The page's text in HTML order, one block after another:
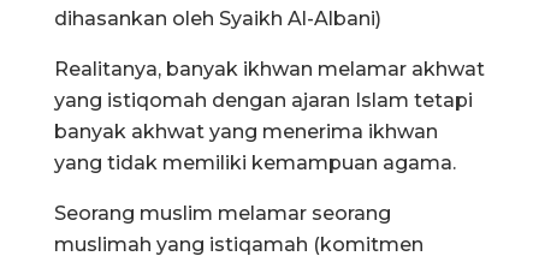
dihasankan oleh Syaikh Al-Albani)
Realitanya, banyak ikhwan melamar akhwat
yang istiqomah dengan ajaran Islam tetapi
banyak akhwat yang menerima ikhwan
yang tidak memiliki kemampuan agama.
Seorang muslim melamar seorang
muslimah yang istiqamah (komitmen